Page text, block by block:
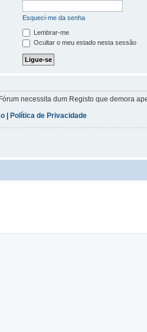
Esqueci-me da senha
Lembrar-me
Ocultar o meu estado nesta sessão
necessita dum Registo que demora
Política de Privacidade